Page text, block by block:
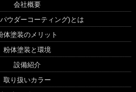
会社概要
ウダーコーティング)とは
体塗装のメリット
粉体塗装と環境
設備紹介
取り扱いカラー